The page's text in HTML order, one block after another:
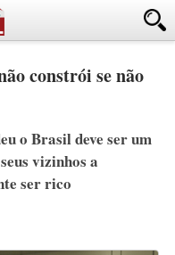
constrói se não
o Brasil deve ser um
vizinhos a
ser rico